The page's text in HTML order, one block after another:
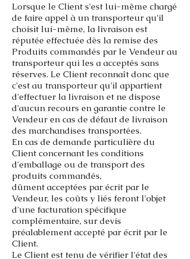
Lorsque le Client s'est lui-même chargé
de faire appel à un transporteur qu'il
choisit lui-même, la livraison est
réputée effectuée dès la remise des
Produits commandés par le Vendeur au
transporteur qui les a acceptés sans
réserves. Le Client reconnaît donc que
c'est au transporteur qu'il appartient
d'effectuer la livraison et ne dispose
d'aucun recours en garantie contre le
Vendeur en cas de défaut de livraison
des marchandises transportées.
En cas de demande particulière du
Client concernant les conditions
d'emballage ou de transport des
produits commandés,
dûment acceptées par écrit par le
Vendeur, les coûts y liés feront l'objet
d'une facturation spécifique
complémentaire, sur devis
préalablement accepté par écrit par le
Client.
Le Client est tenu de vérifier l'état des